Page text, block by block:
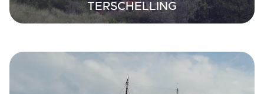
TERSCHELLING